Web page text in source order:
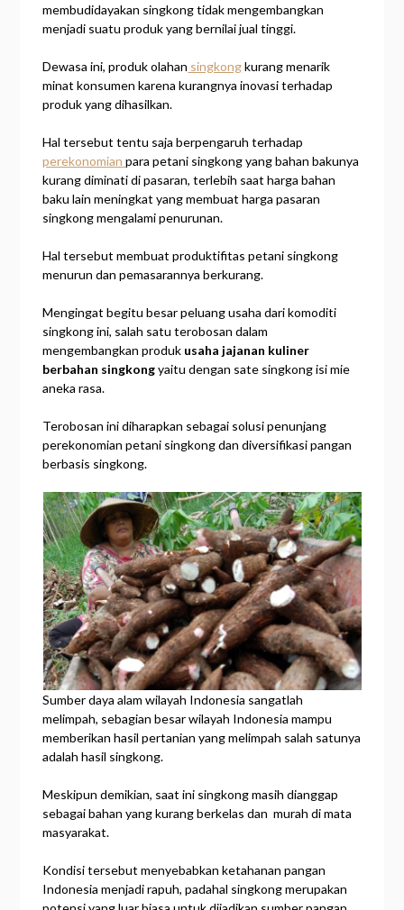
membudidayakan singkong tidak mengembangkan
menjadi suatu produk yang bernilai jual tinggi.
Dewasa ini, produk olahan singkongkurang menarik
minat konsumen karena kurangnya inovasi terhadap
produk yang dihasilkan.
Hal tersebut tentu saja berpengaruh terhadap
perekonomianpara petani singkong yang bahan bakunya
kurang diminati di pasaran, terlebih saat harga bahan
baku lain meningkat yang membuat harga pasaran
singkong mengalami penurunan.
Hal tersebut membuat produktifitas petani singkong
menurun dan pemasarannya berkurang.
Mengingat begitu besar peluang usaha dari komoditi
singkong ini, salah satu terobosan dalam
mengembangkan produk usaha jajanan kuliner
berbahan singkongyaitu dengan sate singkong isi mie
aneka rasa.
Terobosan ini diharapkan sebagai solusi penunjang
perekonomian petani singkong dan diversifikasi pangan
berbasis singkong.
Sumber daya alam wilayah Indonesia sangatlah
melimpah, sebagian besar wilayah Indonesia mampu
memberikan hasil pertanian yang melimpah salah satunya
adalah hasil singkong.
Meskipun demikian, saat ini singkong masih dianggap
sebagai bahan yang kurang berkelas dan murah di mata
masyarakat.
Kondisi tersebut menyebabkan ketahanan pangan
Indonesia menjadi rapuh, padahal singkong merupakan